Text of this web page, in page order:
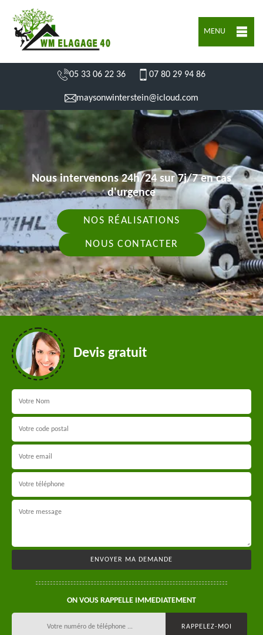
MENU
05 33 06 22 36 07 80 29 94 86
maysonwinterstein@icloud.com
Nous intervenons 24h/24 sur 7j/7 en cas
d'urgence
NOS RÉALISATIONS
NOUS CONTACTER
Devis gratuit
ON VOUS RAPPELLE IMMEDIATEMENT